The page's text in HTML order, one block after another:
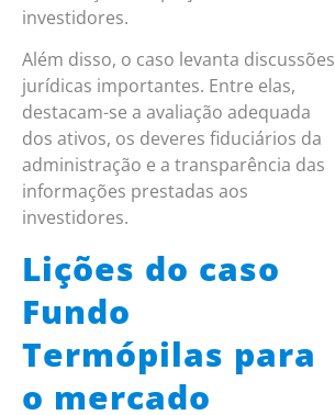
investidores.
Além disso, o caso levanta discussões
jurídicas importantes. Entre elas,
destacam-se a avaliação adequada
dos ativos, os deveres fiduciários da
administração e a transparência das
informações prestadas aos
investidores.
Lições do caso
Fundo
Termópilas para
o mercado